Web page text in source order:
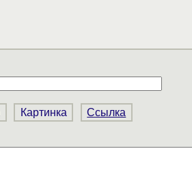
Картинка Ссылка